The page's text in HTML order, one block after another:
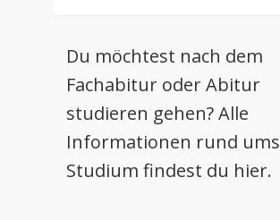
Du möchtest nach dem
Fachabitur oder Abitur
studieren gehen? Alle
Informationen rund ums
Studium findest du hier.